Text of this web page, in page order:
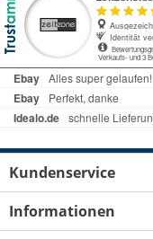
Kundenservice
Informationen